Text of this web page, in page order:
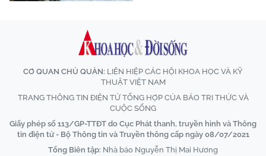
CƠ QUAN CHỦ QUẢN: LIÊN HIỆP CÁC HỘI KHOA HỌC VÀ KỸ
THUẬT VIỆT NAM
TRANG THÔNG TIN ĐIỆN TỬ TỔNG HỢP CỦA BÁO TRI THỨC VÀ
CUỘC SỐNG
Giấy phép số 113/GP-TTĐT do Cục Phát thanh, truyền hình và Thông
tin điện tử - Bộ Thông tin và Truyền thông cấp ngày 08/07/2021
Tổng Biên tập: Nhà báo Nguyễn Thị Mai Hương